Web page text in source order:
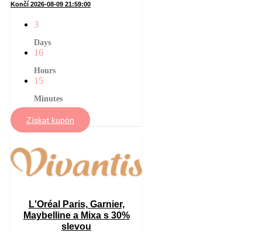
Končí 2026-08-09 21:59:00
3
Days
16
Hours
15
Minutes
Získat kupón
L'Oréal Paris, Garnier,
Maybelline a Mixa s 30%
slevou